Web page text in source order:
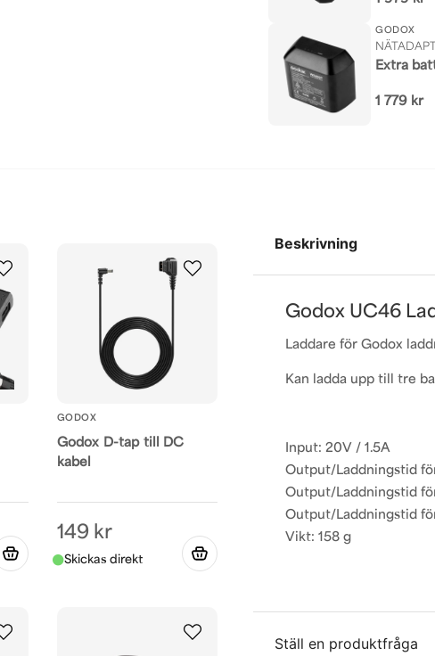
GODOX
Extra
1 779 kr
GODOX
Godox D-tap till DC
kabel
149 kr
Beskrivning
Godox UC46
Laddare för Godox
Kan ladda upp till tre
Input: 20V / 1.5A
Output/Laddningstid
Output/Laddningstid
Output/Laddningstid
Vikt: 158 g
Ställ en produktfråga